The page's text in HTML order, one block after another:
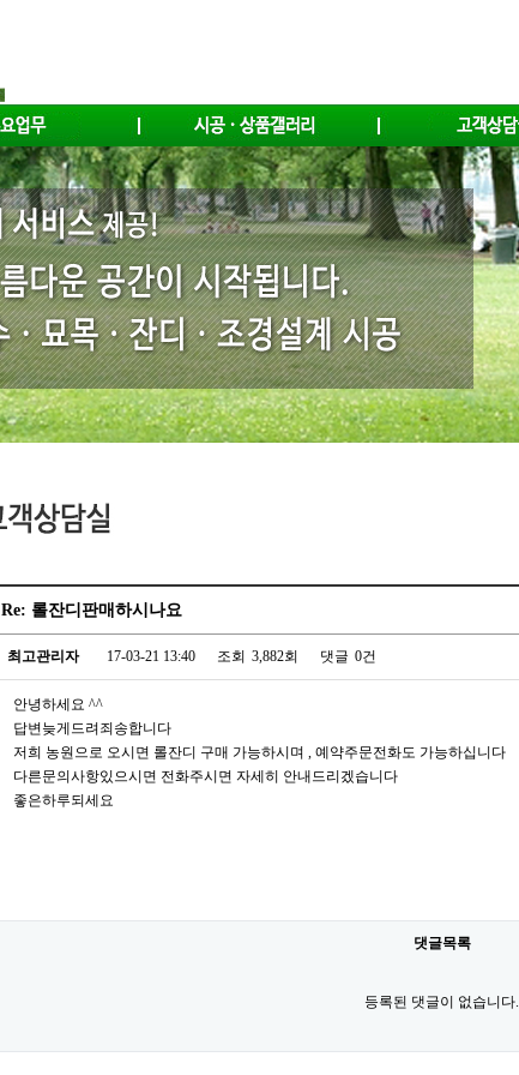
Re: 롤잔디판매하시나요
최고관리자 17-03-21 13:40 조회 3,882회 댓글 0건
안녕하세요 ^^
답변늦게드려죄송합니다
저희 농원으로 오시면 롤잔디 구매 가능하시며 , 예약주문전화도 가능하십니다
다른문의사항있으시면 전화주시면 자세히 안내드리겠습니다
좋은하루되세요
댓글목록
등록된 댓글이 없습니다.